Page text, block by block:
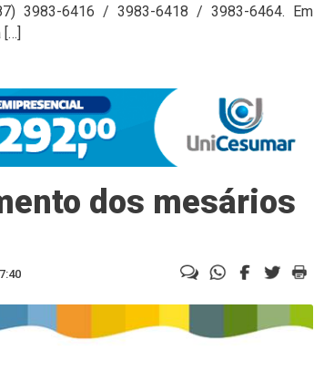
3983-6416 / 3983-6418 / 3983-6464. Em
dos mesários